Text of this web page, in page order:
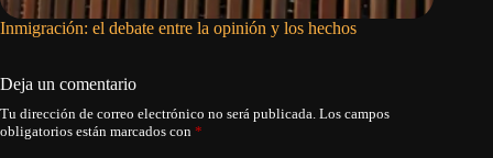
Inmigración: el debate entre la opinión y los hechos
Deja un comentario
Tu dirección de correo electrónico no será publicada. Los campos
obligatorios están marcados con *